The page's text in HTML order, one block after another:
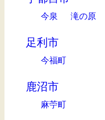
今泉 滝の原
足利市
今福町
鹿沼市
麻苧町